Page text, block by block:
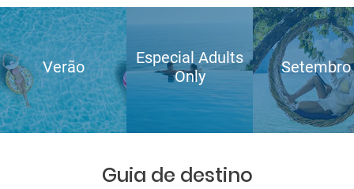
Verão
Especial Adults
Only
Setembro
Guia de destino